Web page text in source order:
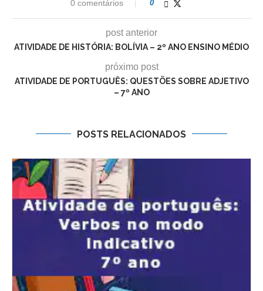
0 comentários 0
post anterior
ATIVIDADE DE HISTÓRIA: BOLÍVIA – 2º ANO ENSINO MÉDIO
próximo post
ATIVIDADE DE PORTUGUÊS: QUESTÕES SOBRE ADJETIVO
– 7º ANO
POSTS RELACIONADOS